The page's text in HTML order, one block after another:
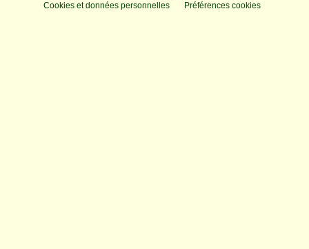
Cookies et données personnelles
Préférences cookies